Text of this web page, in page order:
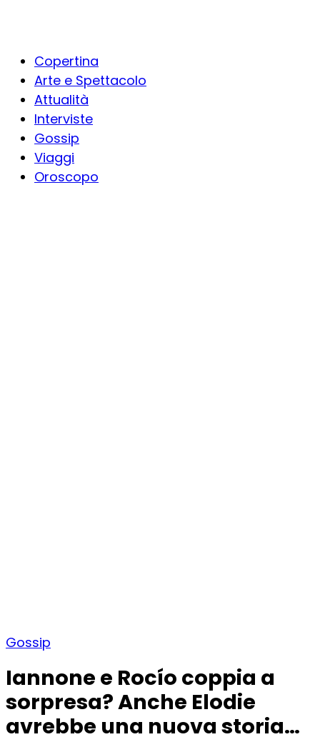
Copertina
Arte e Spettacolo
Attualità
Interviste
Gossip
Viaggi
Oroscopo
Gossip
Iannone e Rocío coppia a
sorpresa? Anche Elodie
avrebbe una nuova storia…